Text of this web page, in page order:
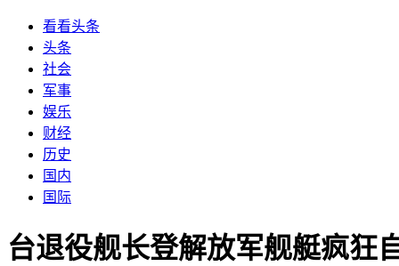
看看头条
头条
社会
军事
娱乐
财经
历史
国内
国际
台退役舰长登解放军舰艇疯狂